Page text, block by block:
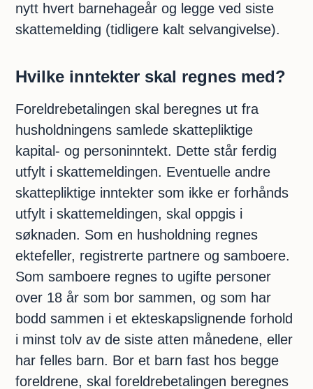
nytt hvert barnehageår og legge ved siste
skattemelding (tidligere kalt selvangivelse).
Hvilke inntekter skal regnes med?
Foreldrebetalingen skal beregnes ut fra
husholdningens samlede skattepliktige
kapital- og personinntekt. Dette står ferdig
utfylt i skattemeldingen. Eventuelle andre
skattepliktige inntekter som ikke er forhånds
utfylt i skattemeldingen, skal oppgis i
søknaden. Som en husholdning regnes
ektefeller, registrerte partnere og samboere.
Som samboere regnes to ugifte personer
over 18 år som bor sammen, og som har
bodd sammen i et ekteskapslignende forhold
i minst tolv av de siste atten månedene, eller
har felles barn. Bor et barn fast hos begge
foreldrene, skal foreldrebetalingen beregnes